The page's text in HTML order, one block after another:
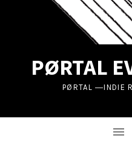
PØRTAL
PØRTAL ―INDIE